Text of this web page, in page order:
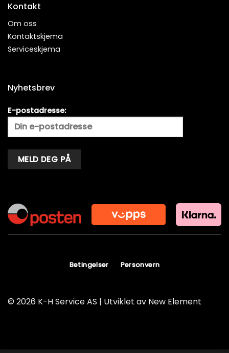
Kontakt
Om oss
Kontaktskjema
Serviceskjema
Nyhetsbrev
E-postadresse:
© 2026 K-H Service AS | Utviklet av New Element
Betingelser Personvern